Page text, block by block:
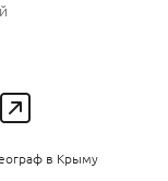
в Крыму